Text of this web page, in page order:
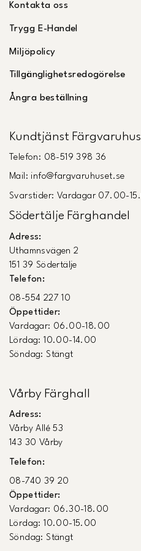
Kontakta oss
Trygg E-Handel
Miljöpolicy
Tillgänglighetsredogörelse
Ångra beställning
Kundtjänst
Telefon: 08-519 398 36
Mail: info@fargvaruhuset.se
Svarstider: Vardagar 07.00-
Södertälje Färghandel
Adress:
Uthamnsvägen 2
151 39 Södertälje
Telefon:
08-554 227 10
Öppettider:
Vardagar: 06.00-18.00
Lördag: 10.00-14.00
Söndag: Stängt
Vårby Färghall
Adress:
Vårby Allé 53
143 30 Vårby
Telefon:
08-740 39 20
Öppettider:
Vardagar: 06.30-18.00
Lördag: 10.00-15.00
Söndag: Stängt